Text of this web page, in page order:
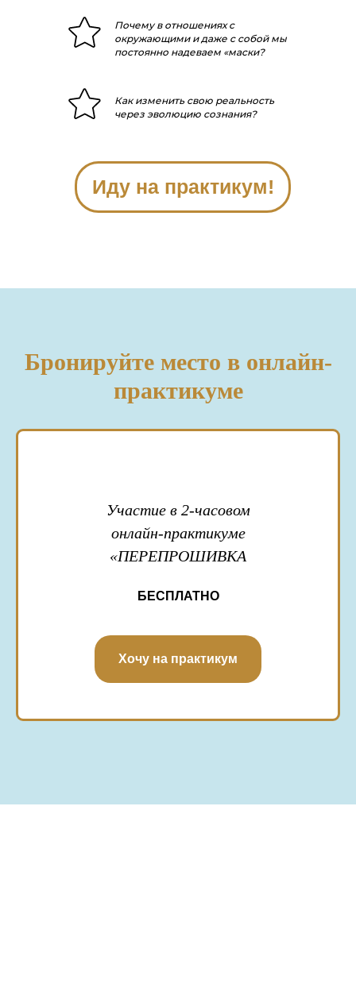
Почему в отношениях с
окружающими и даже с собой мы
постоянно надеваем «маски?
Как изменить свою реальность
через эволюцию сознания?
Иду на практикум!
Бронируйте место в онлайн-
практикуме
Участие в 2-часовом
онлайн-практикуме
«ПЕРЕПРОШИВКА
БЕСПЛАТНО
Хочу на практикум